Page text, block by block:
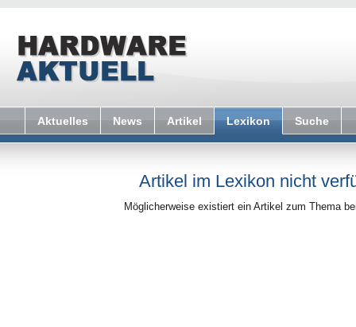
Aktuelles News Artikel Lexikon Suche
Artikel im Lexikon nicht
Möglicherweise existiert ein Artikel zum Thema